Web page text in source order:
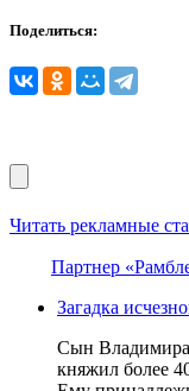
Поделиться:
Читать рекламные
Партнер
Загадка
Сын Владимира
княжил более